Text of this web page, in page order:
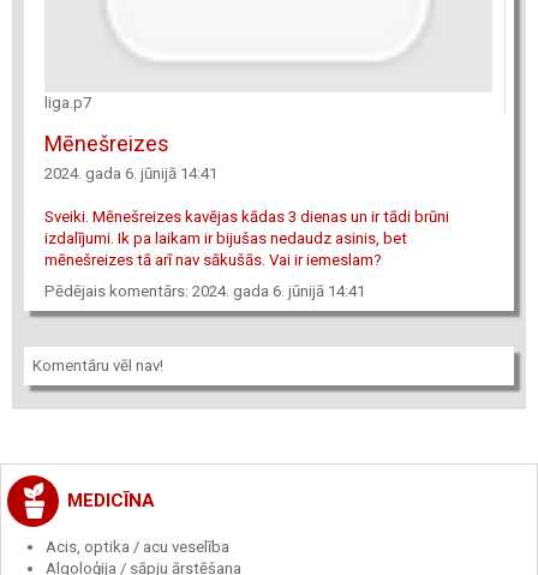
liga.p7
Mēnešreizes
2024. gada 6. jūnijā 14:41
Sveiki. Mēnešreizes kavējas kādas 3 dienas un ir tādi brūni
izdalījumi. Ik pa laikam ir bijušas nedaudz asinis, bet
mēnešreizes tā arī nav sākušās. Vai ir iemeslam?
Pēdējais komentārs: 2024. gada 6. jūnijā 14:41
Komentāru vēl nav!
MEDICĪNA
Acis, optika / acu veselība
Algoloģija / sāpju ārstēšana